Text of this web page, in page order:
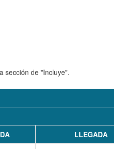
sección de "Incluye".
LLEGADA